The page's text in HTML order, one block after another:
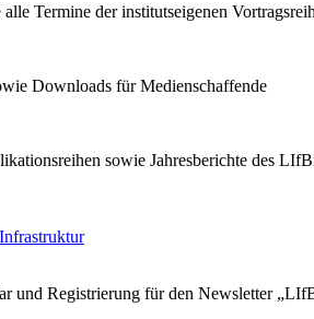
Termine der institutseigenen
Downloads für Medienschaffende
sowie Jahresberichte des
Registrierung für den Newsletter